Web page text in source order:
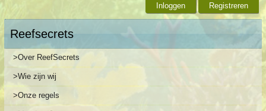
Inloggen Registreren
Reefsecrets
>Over ReefSecrets
>Wie zijn wij
>Onze regels